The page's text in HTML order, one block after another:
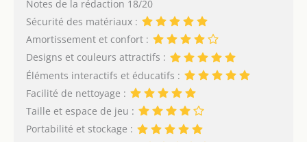
une poignée, qui vous
permet de ranger et de
transporter le tapis de
manière pratique
hauteur avec
revêtements doux ainsi
que 7 jouets amovibles
qui stimuleront
l’imagination de l’enfant
et soutiendront le
développement de la
motricité
Soutient le
développement:
SMARTPLAY est fabriqué
Notes de la rédaction 18/20
Sécurité des matériaux :
Amortissement et confort :
Designs et couleurs attractifs :
Éléments interactifs et éducatifs :
Facilité de nettoyage :
Taille et espace de jeu :
Portabilité et stockage :